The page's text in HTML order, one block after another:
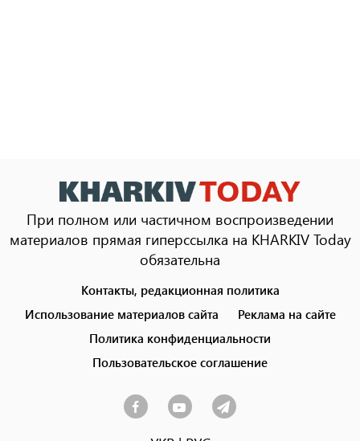
При полном или частичном воспроизведении
материалов прямая гиперссылка на KHARKIV Today
обязательна
menu
Контакты, редакционная политика
Использование материалов сайта
Реклама на сайте
Политика конфиденциальности
Пользовательское соглашение